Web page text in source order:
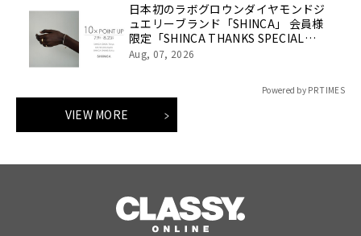
日本初のラボグロウンダイヤモンドジ
ュエリーブランド「SHINCA」 会員様
限定「SHINCA THANKS SPECIAL
2026 SUMMER ポイントアップキャン
Aug, 07, 2026
Powered by PR TIMES
VIEW MORE